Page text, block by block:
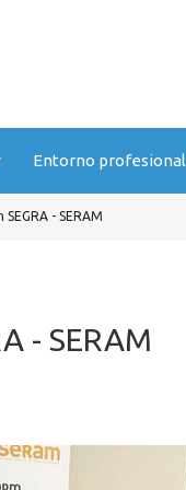
Entorno profesional
- SERAM
- SERAM